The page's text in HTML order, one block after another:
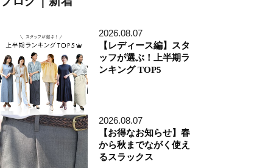
ラゾーナ川崎プラザ店
東京都
丸の内丸ビル店
MEN'S アキバ・トリム店
MEN'S 東京ミッドタウン八重洲店
銀座店
アトレ品川店
MEN'S 新宿店
自由が丘MAST店
二子玉川店
MEN'S 渋谷マークシティ店
アトレ恵比寿店
2026.08.07
【レディース編】スタ
ッフが選ぶ！上半期ラ
ンキング TOP5
2026.08.07
【お得なお知らせ】春
から秋までながく使え
るスラックス